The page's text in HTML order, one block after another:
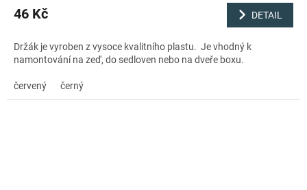
46 Kč DETAIL
Držák je vyroben z vysoce kvalitního plastu. Je vhodný k
namontování na zeď, do sedloven nebo na dveře boxu.
červený černý